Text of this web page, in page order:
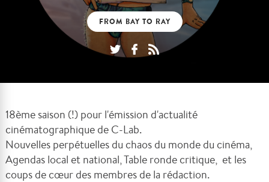
FROM BAY TO RAY
18ème saison (!) pour l'émission d'actualité
cinématographique de C-Lab.
Nouvelles perpétuelles du chaos du monde du cinéma,
Agendas local et national, Table ronde critique, et les
coups de cœur des membres de la rédaction.